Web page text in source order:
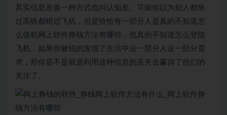
其实信息差换一种方式也叫认知差。可能你以为别人都坐
过高铁都错过飞机，但是恰恰有一部分人是真的不知道怎
么值机网上软件挣钱方法有哪些，也真的不知道怎么登陆
飞机。如果你敏锐的发现了生活中这一部分人这一部分需
求，那你是不是就是利用这种信息的丢失去赢得了他们的
关注了。